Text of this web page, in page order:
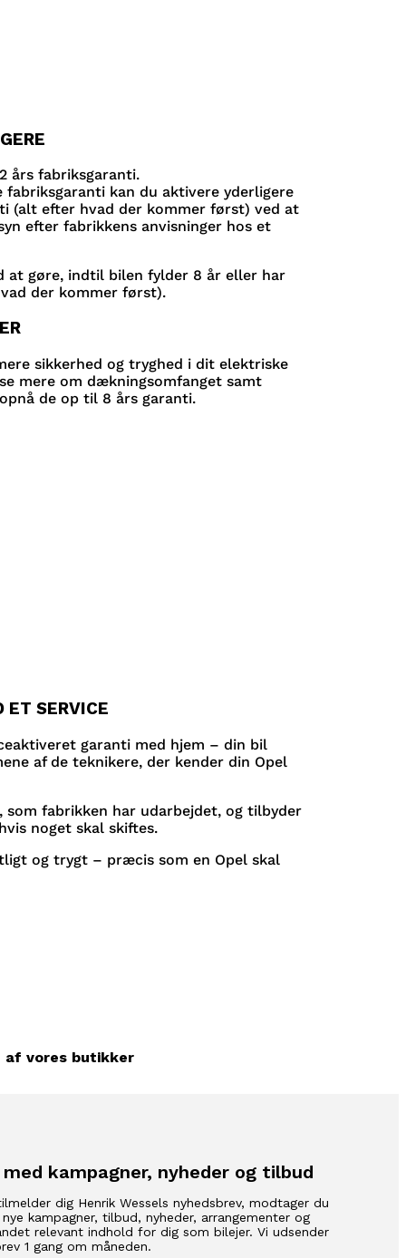
års fabriksgaranti.
kan du aktivere yderligere
(alt efter hvad der kommer først) ved at
efter fabrikkens anvisninger hos et
gøre, indtil bilen fylder 8 år eller har
der kommer først).
sikkerhed og tryghed i dit elektriske
mere om dækningsomfanget samt
de op til 8 års garanti.
ET SERVICE
garanti med hjem – din bil
af de teknikere, der kender din Opel
som fabrikken har udarbejdet, og tilbyder
noget skal skiftes.
og trygt – præcis som en Opel skal
af vores butikker
kampagner, nyheder og tilbud
dig Henrik Wessels nyhedsbrev, modtager du
kampagner, tilbud, nyheder, arrangementer og
relevant indhold for dig som bilejer. Vi udsender
1 gang om måneden.